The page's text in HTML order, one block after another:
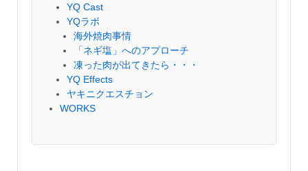
YQ Cast
YQラボ
海外焼肉事情
「ネギ塩」へのアプローチ
凍った肉が出てきたら・・・
YQ Effects
ヤキニクエスチョン
WORKS